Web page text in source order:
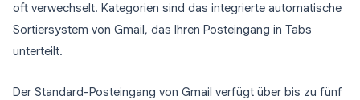
oft verwechselt. Kategorien sind das integrierte automatische
Sortiersystem von Gmail, das Ihren Posteingang in Tabs
unterteilt.
Der Standard-Posteingang von Gmail verfügt über bis zu fünf